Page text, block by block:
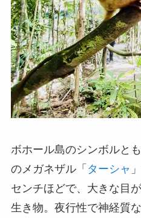
ボホール島のシンボルと
のメガネザル「 ターシャ
センチほどで、大きな目
生き物。夜行性で神経質